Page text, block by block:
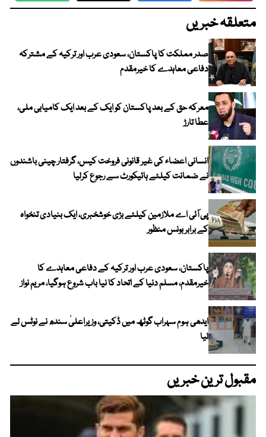
متعلقہ خبریں
صدر مملکت کا پاکستان، سعودی عرب اور ترکیہ کے مشترکہ
دفاعی معاہدے کا خیرمقدم
معرکہ حق کے بعد پاکستان کو ایک کے بعد ایک کامیابی ملی،
عطا تارڑ
انسانی اعضاء کی غیر قانونی فروخت کیس، گرفتار چینی باشندوں
نے ضمانت کیلئے ہائیکورٹ سے رجوع کرلیا
پی آئی اے ملازمین کیلئے بڑی خوشخبری، ایک بنیادی تنخواہ
کے برابر بونس منظور
پاکستان، سعودی عرب اور ترکیہ کے دفاعی معاہدے کا
خیرمقدم، مسلم دنیا کے اتحاد کا نیا باب شروع ہوگیا، مریم نواز
ایدھی ہوم سہراب گوٹھ میں ڈکیتی، وزیراعلیٰ سندھ نے نوٹس لے
لیا
مقبول ترین خبریں